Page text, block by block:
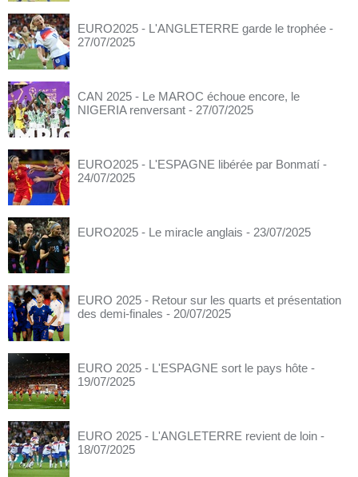
EURO2025 - L'ANGLETERRE garde le trophée -
27/07/2025
CAN 2025 - Le MAROC échoue encore, le
NIGERIA renversant - 27/07/2025
EURO2025 - L'ESPAGNE libérée par Bonmatí -
24/07/2025
EURO2025 - Le miracle anglais - 23/07/2025
EURO 2025 - Retour sur les quarts et présentation
des demi-finales - 20/07/2025
EURO 2025 - L'ESPAGNE sort le pays hôte -
19/07/2025
EURO 2025 - L'ANGLETERRE revient de loin -
18/07/2025